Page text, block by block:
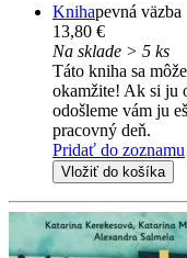
Knihapevná väzba
13,80 €
Na sklade > 5 ks
Táto kniha sa
okamžite! Ak si ju
odošleme vám ju
pracovný deň.
Pridať do zoznamu
Vložiť do košíka